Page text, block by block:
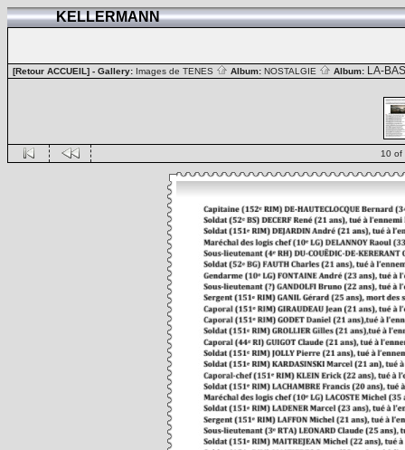
KELLERMANN
[Retour ACCUEIL] - Gallery: Images de TENES Album: NOSTALGIE Album: LA-BAS
10 of